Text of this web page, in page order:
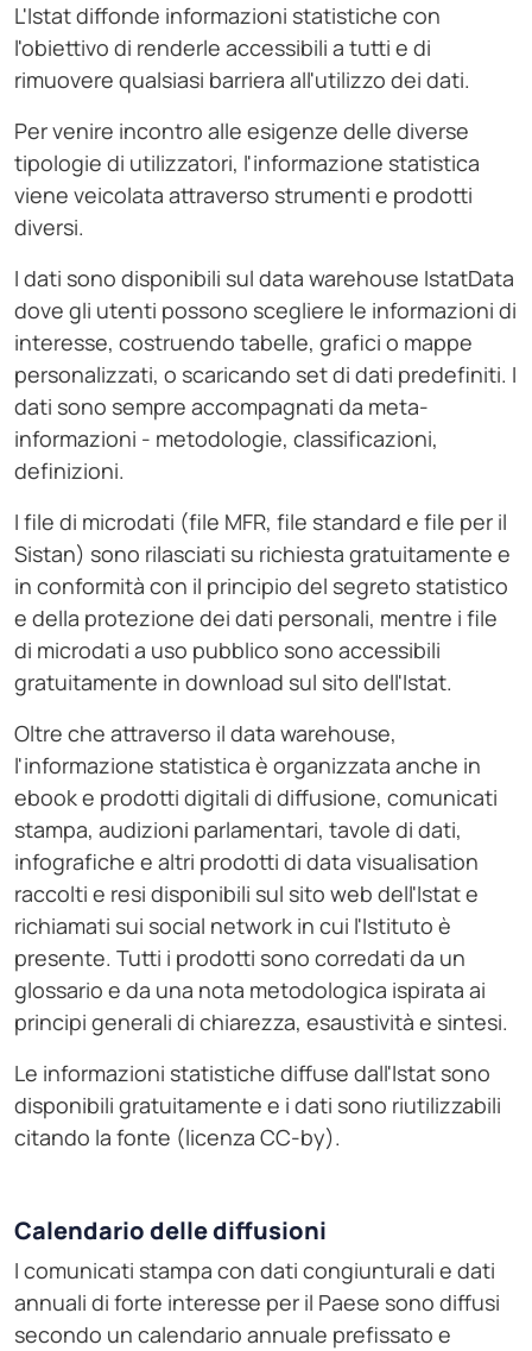
L'Istat diffonde informazioni statistiche con
l'obiettivo di renderle accessibili a tutti e di
rimuovere qualsiasi barriera all'utilizzo dei dati.
Per venire incontro alle esigenze delle diverse
tipologie di utilizzatori, l'informazione statistica
viene veicolata attraverso strumenti e prodotti
diversi.
I dati sono disponibili sul data warehouse IstatData
dove gli utenti possono scegliere le informazioni di
interesse, costruendo tabelle, grafici o mappe
personalizzati, o scaricando set di dati predefiniti. I
dati sono sempre accompagnati da meta-
informazioni - metodologie, classificazioni,
definizioni.
I file di microdati (file MFR, file standard e file per il
Sistan) sono rilasciati su richiesta gratuitamente e
in conformità con il principio del segreto statistico
e della protezione dei dati personali, mentre i file
di microdati a uso pubblico sono accessibili
gratuitamente in download sul sito dell'Istat.
Oltre che attraverso il data warehouse,
l'informazione statistica è organizzata anche in
ebook e prodotti digitali di diffusione, comunicati
stampa, audizioni parlamentari, tavole di dati,
infografiche e altri prodotti di data visualisation
raccolti e resi disponibili sul sito web dell'Istat e
richiamati sui social network in cui l'Istituto è
presente. Tutti i prodotti sono corredati da un
glossario e da una nota metodologica ispirata ai
principi generali di chiarezza, esaustività e sintesi.
Le informazioni statistiche diffuse dall'Istat sono
disponibili gratuitamente e i dati sono riutilizzabili
citando la fonte (licenza CC-by).
Calendario delle diffusioni
I comunicati stampa con dati congiunturali e dati
annuali di forte interesse per il Paese sono diffusi
secondo un calendario annuale prefissato e